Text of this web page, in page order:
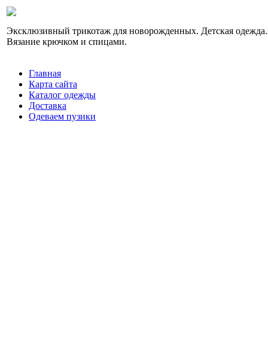
Эксклюзивный трикотаж для новорожденных. Детская одежда.
Вязание крючком и спицами.
Главная
Карта сайта
Каталог одежды
Доставка
Одеваем пузики